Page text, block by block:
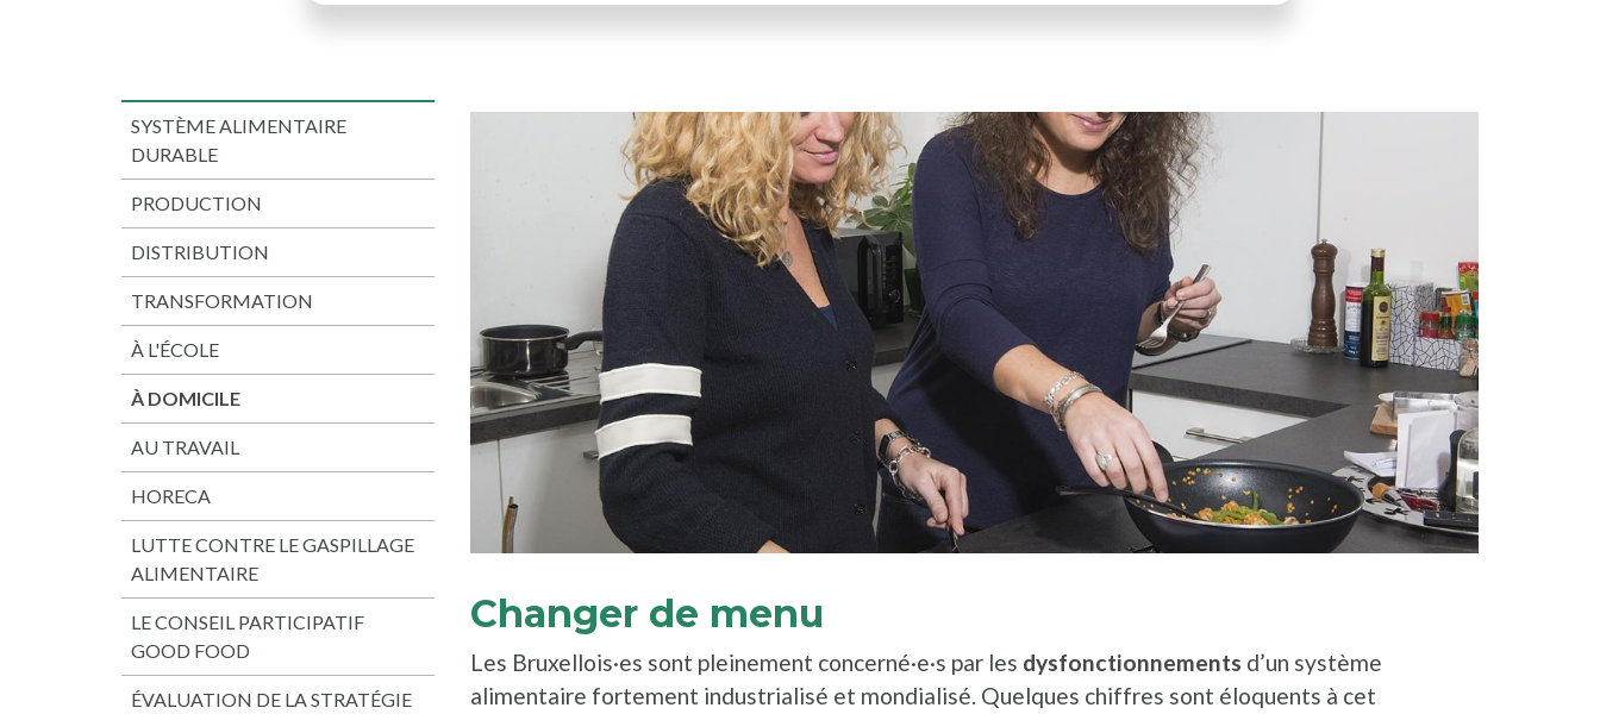
Changer de menu
Les Bruxellois·es sont pleinement concerné·e·s par les dysfonctionnements d’un système
alimentaire fortement industrialisé et mondialisé. Quelques chiffres sont éloquents à cet
SYSTÈME ALIMENTAIRE
DURABLE
PRODUCTION
DISTRIBUTION
TRANSFORMATION
À L'ÉCOLE
À DOMICILE
AU TRAVAIL
HORECA
LUTTE CONTRE LE GASPILLAGE
ALIMENTAIRE
LE CONSEIL PARTICIPATIF
GOOD FOOD
ÉVALUATION DE LA STRATÉGIE